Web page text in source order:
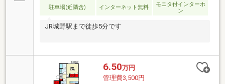
駐車場(近隣含) インターネット無料
モニタ付インターホ
ン
JR城野駅まで徒歩5分です
6.50万円
管理費3,500円